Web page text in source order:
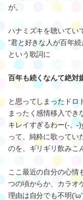
が。
ハナミズキを聴いてい
”君と好きな人が百年
という歌詞に
百年も続くなんて絶対
と思ってしまったドロ
まったく感情移入でき
キレイすぎるわー(-。-
って、純粋に歌ってい
のを、ギリギリ飲みこ
ここ最近の自分の心情
つの頃からか、カラオ
理由は自分でも不明